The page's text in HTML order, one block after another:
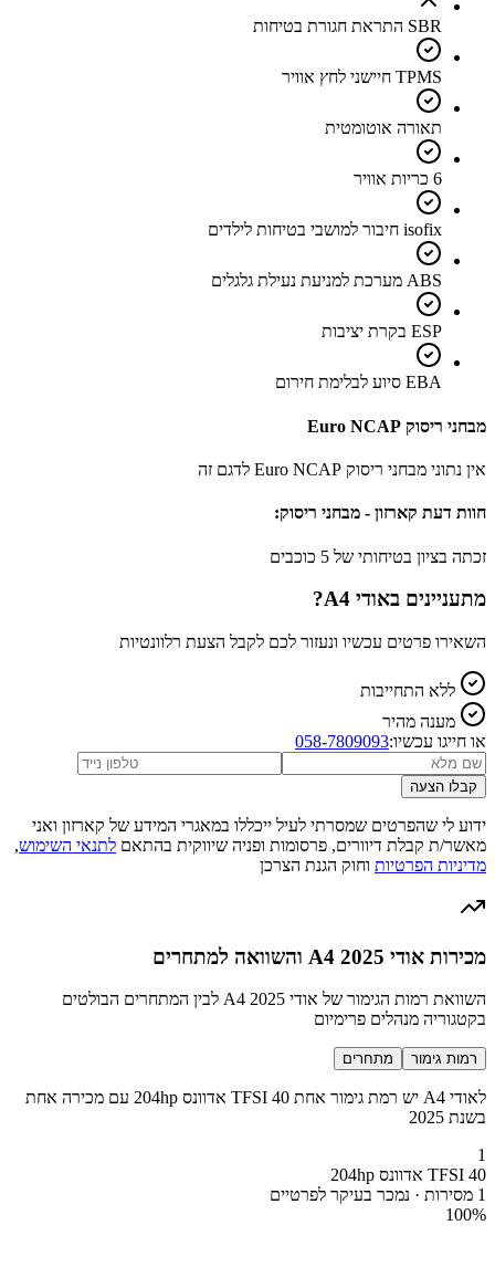
SBR התראת חגורת בטיחות
TPMS חיישני לחץ אוויר
תאורה אוטומטית
6 כריות אוויר
isofix חיבור למושבי בטיחות לילדים
ABS מערכת למניעת נעילת גלגלים
ESP בקרת יציבות
EBA סיוע לבלימת חירום
מבחני ריסוק Euro NCAP
אין נתוני מבחני ריסוק Euro NCAP לדגם זה
חוות דעת קארזון - מבחני ריסוק:
זכתה בציון בטיחותי של 5 כוכבים
מתעניינים באודי A4 ?
השאירו פרטים עכשיו ונעזור לכם לקבל הצעת רלוונטיות
ללא התחייבות
מענה מהיר
או חייגו עכשיו:058-7809093
קבלו הצעה
ידוע לי שהפרטים שמסרתי לעיל ייכללו במאגרי המידע של קארזון ואני
מאשר/ת קבלת דיוורים, פרסומות ופניה שיווקית בהתאם לתנאי השימוש,
מדיניות הפרטיות וחוק הגנת הצרכן
מכירות אודי A4 2025 והשוואה למתחרים
השוואת רמות הגימור של אודי A4 2025 לבין המתחרים הבולטים
בקטגוריה מנהלים פרימיום
רמות גימור מתחרים
לאודי A4 יש רמת גימור אחת 40 TFSI אדוונס 204hp עם מכירה אחת
בשנת 2025
1
40 TFSI אדוונס 204hp
1 מסירות · נמכר בעיקר לפרטיים
100%